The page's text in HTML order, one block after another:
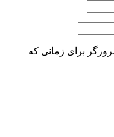
برای زمانی که